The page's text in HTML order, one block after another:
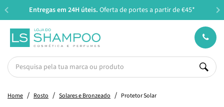
Entregas em 24H úteis. Oferta de portes a partir de €45*
Home Rosto Solares e Bronzeado Protetor Solar